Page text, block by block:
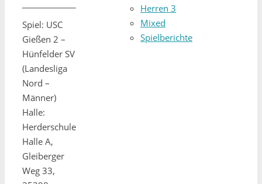
Spiel: USC
Gießen 2 –
Hünfelder SV
(Landesliga
Nord –
Männer)
Halle:
Herderschule
Halle A,
Gleiberger
Weg 33,
Herren 3
Mixed
Spielberichte